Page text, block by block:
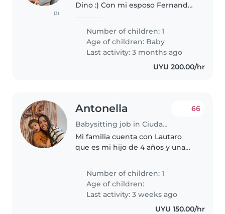
(3)
Dino :) Con mi esposo Fernando
semana que pueda ayudarnos
con quehaceres del hogar y con
nuestro niño en el horario de 8..
Number of children: 1
Age of children: Baby
Last activity: 3 months ago
UYU 200.00/hr
Antonella
Babysitting job in Ciudad de la Costa
66
Mi familia cuenta con Lautaro
que es mi hijo de 4 años y una
buscando a una niñera para que
lo pueda ir a buscar a la escuela y
quedarse con él hasta que..
Number of children: 1
Age of children:
Last activity: 3 weeks ago
UYU 150.00/hr